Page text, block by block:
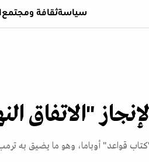
سياسةثقافة ومجتمع
"الاتفاق
قواعد" أوباما، وهو ما يضيق به